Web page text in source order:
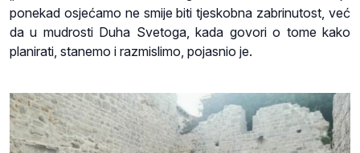
ponekad osjećamo ne smije biti tjeskobna zabrinutost, već
da u mudrosti Duha Svetoga, kada govori o tome kako
planirati, stanemo i razmislimo, pojasnio je.